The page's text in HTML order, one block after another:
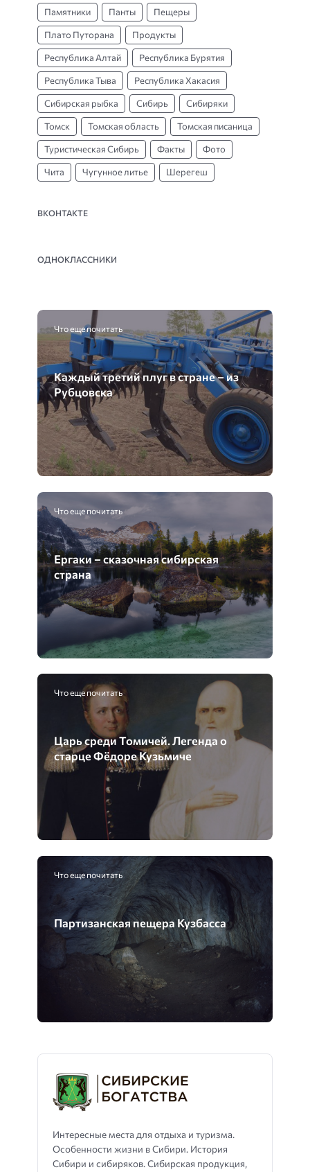
Памятники Панты Пещеры
Плато Путорана Продукты
Республика Алтай Республика Бурятия
Республика Тыва Республика Хакасия
Сибирская рыбка Сибирь Сибиряки
Томск Томская область Томская писаница
Туристическая Сибирь Факты Фото
Чита Чугунное литье Шерегеш
ВКОНТАКТЕ
ОДНОКЛАССНИКИ
Что еще почитать
Каждый третий плуг в стране – из
Рубцовска
Что еще почитать
Ергаки – сказочная сибирская
страна
Что еще почитать
Царь среди Томичей. Легенда о
старце Фёдоре Кузьмиче
Что еще почитать
Партизанская пещера Кузбасса
Интересные места для отдыха и туризма.
Особенности жизни в Сибири. История
Сибири и сибиряков. Сибирская продукция,